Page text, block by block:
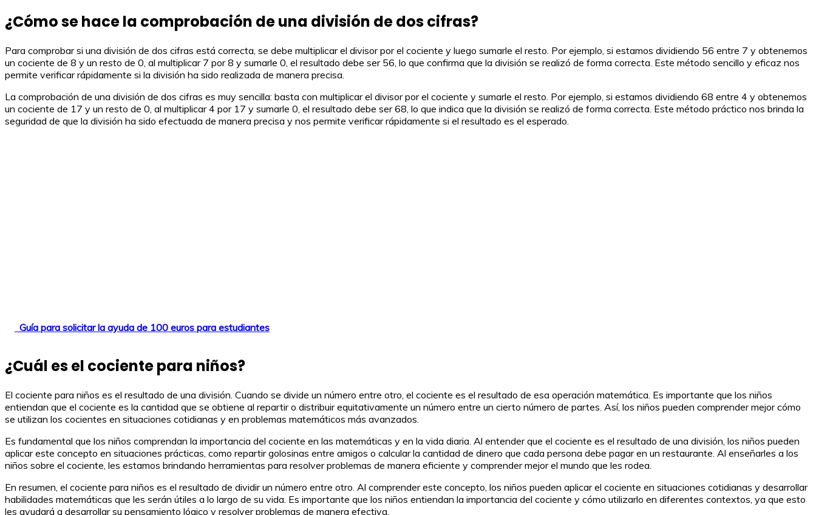
¿Cómo se hace la comprobación de una división de dos cifras?
Para comprobar si una división de dos cifras está correcta, se debe multiplicar el divisor por el cociente y luego sumarle el resto. Por ejemplo, si estamos dividiendo 56 entre 7 y obtenemos
un cociente de 8 y un resto de 0, al multiplicar 7 por 8 y sumarle 0, el resultado debe ser 56, lo que confirma que la división se realizó de forma correcta. Este método sencillo y eficaz nos
permite verificar rápidamente si la división ha sido realizada de manera precisa.
La comprobación de una división de dos cifras es muy sencilla: basta con multiplicar el divisor por el cociente y sumarle el resto. Por ejemplo, si estamos dividiendo 68 entre 4 y obtenemos
un cociente de 17 y un resto de 0, al multiplicar 4 por 17 y sumarle 0, el resultado debe ser 68, lo que indica que la división se realizó de forma correcta. Este método práctico nos brinda la
seguridad de que la división ha sido efectuada de manera precisa y nos permite verificar rápidamente si el resultado es el esperado.
Guía para solicitar la ayuda de 100 euros para estudiantes
¿Cuál es el cociente para niños?
El cociente para niños es el resultado de una división. Cuando se divide un número entre otro, el cociente es el resultado de esa operación matemática. Es importante que los niños
entiendan que el cociente es la cantidad que se obtiene al repartir o distribuir equitativamente un número entre un cierto número de partes. Así, los niños pueden comprender mejor cómo
se utilizan los cocientes en situaciones cotidianas y en problemas matemáticos más avanzados.
Es fundamental que los niños comprendan la importancia del cociente en las matemáticas y en la vida diaria. Al entender que el cociente es el resultado de una división, los niños pueden
aplicar este concepto en situaciones prácticas, como repartir golosinas entre amigos o calcular la cantidad de dinero que cada persona debe pagar en un restaurante. Al enseñarles a los
niños sobre el cociente, les estamos brindando herramientas para resolver problemas de manera eficiente y comprender mejor el mundo que les rodea.
En resumen, el cociente para niños es el resultado de dividir un número entre otro. Al comprender este concepto, los niños pueden aplicar el cociente en situaciones cotidianas y desarrollar
habilidades matemáticas que les serán útiles a lo largo de su vida. Es importante que los niños entiendan la importancia del cociente y cómo utilizarlo en diferentes contextos, ya que esto
les ayudará a desarrollar su pensamiento lógico y resolver problemas de manera efectiva.